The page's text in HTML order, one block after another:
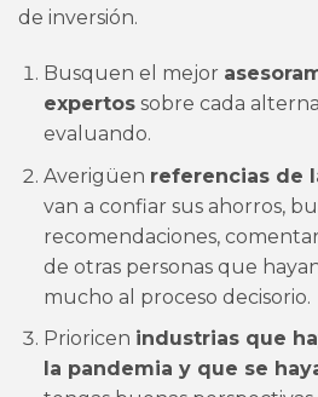
de inversión.
Busquen el mejor
expertossobre cada
evaluando.
Averigüen referencias de
van a confiar sus ahorros,
recomendaciones,
de otras personas que
mucho al proceso decisorio.
Prioricen industrias que
la pandemia y que se